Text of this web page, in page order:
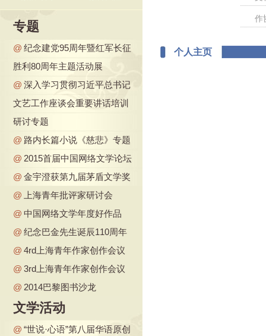
专题
@ 纪念建党95周年暨红军长征
胜利80周年主题活动展
@ 深入学习贯彻习近平总书记
文艺工作座谈会重要讲话培训
研讨专题
@ 路内长篇小说《慈悲》专题
@ 2015首届中国网络文学论坛
@ 金宇澄获第九届茅盾文学奖
@
上海青年批评家研讨会
@ 中国网络文学年度好作品
@ 纪念巴金先生诞辰110周年
@ 4rd上海青年作家创作会议
@ 3rd上海青年作家创作会议
@ 2014巴黎图书沙龙
文学活动
@ “世说·心语”第八届华语原创
作
个人主页